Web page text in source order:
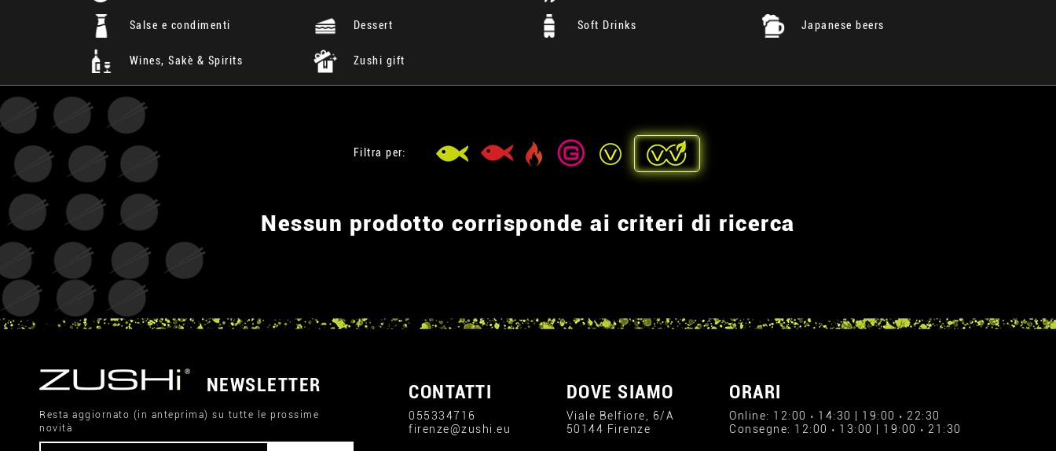
Salse e condimenti Dessert Soft Drinks Japanese beers
Wines, Sakè & Spirits Zushi gift
Filtra per:
Nessun prodotto corrisponde ai criteri di ricerca
NEWSLETTER
Resta aggiornato (in anteprima) su tutte le prossime
novità
CONTATTI
055334716
firenze@zushi.eu
DOVE SIAMO
Viale Belfiore, 6/A
50144 Firenze
ORARI
Online: 12:00 › 14:30 | 19:00 › 22:30
Consegne: 12:00 › 13:00 | 19:00 › 21:30